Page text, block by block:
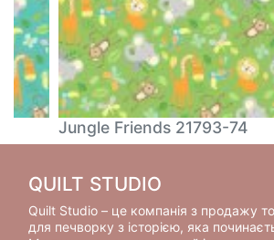
Jungle Friends 21793-74
QUILT STUDIO
Quilt Studio – це компанія з продажу
для печворку з історією, яка